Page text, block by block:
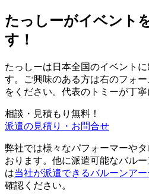
たっしーがイベント
す！
たっしーは日本全国のイベント
す。ご興味のある方は右のフォ
をください。代表のトミーが丁寧
相談・見積もり無料！
派遣の見積り・お問合せ
弊社では様々なパフォーマーや
おります。他に派遣可能なバル
は当社が派遣できるバルーンア
確認ください。